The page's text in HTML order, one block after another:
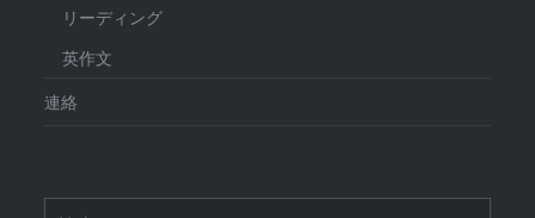
リーディング
英作文
連絡